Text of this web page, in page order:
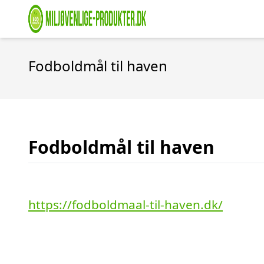
Fodboldmål til haven
Fodboldmål til haven
https://fodboldmaal-til-haven.dk/